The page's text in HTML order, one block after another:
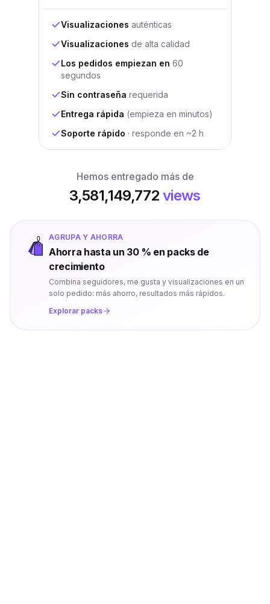
Visualizaciones auténticas
Visualizaciones de alta calidad
Los pedidos empiezan en 60
segundos
Sin contraseña requerida
Entrega rápida (empieza en minutos)
Soporte rápido · responde en ~2 h
Hemos entregado más de
3,581,149,772 views
AGRUPA Y AHORRA
Ahorra hasta un 30 % en packs de
crecimiento
Combina seguidores, me gusta y visualizaciones en un
solo pedido: más ahorro, resultados más rápidos.
Explorar packs